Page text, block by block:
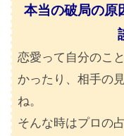
本当の破局の原
恋愛って自分のこ
かったり、相手の
ね。
そんな時はプロの